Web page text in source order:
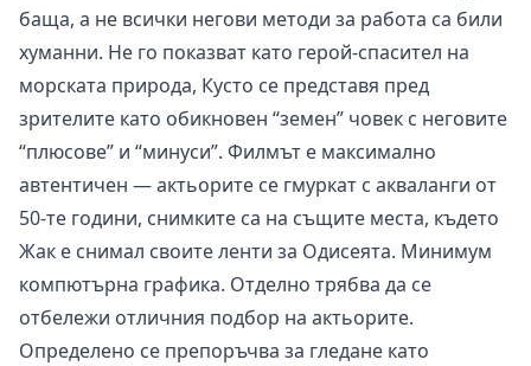
баща, а не всички негови методи за работа са били
хуманни. Не го показват като герой-спасител на
морската природа, Кусто се представя пред
зрителите като обикновен “земен” човек с неговите
“плюсове” и “минуси”. Филмът е максимално
автентичен — актьорите се гмуркат с акваланги от
50-те години, снимките са на същите места, където
Жак е снимал своите ленти за Одисеята. Минимум
компютърна графика. Отделно трябва да се
отбележи отличния подбор на актьорите.
Определено се препоръчва за гледане като